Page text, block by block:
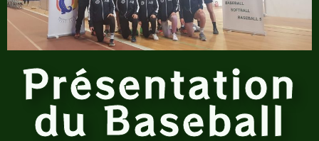
Présentation
du Baseball